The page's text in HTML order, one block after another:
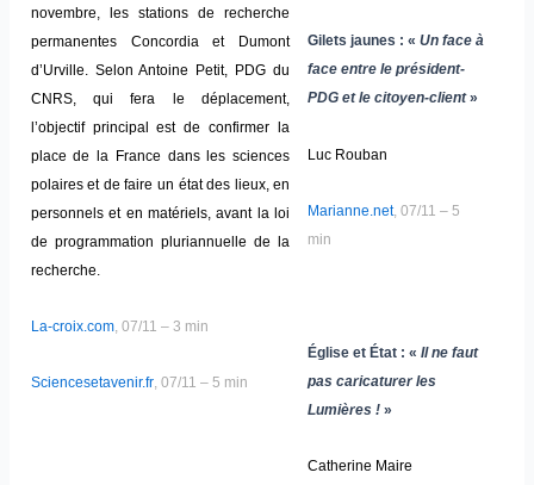
Gilets jaunes : « Un face à
face entre le président-
PDG et le citoyen-client»
Luc Rouban
Marianne.net, 07/11 – 5
min
Église et État : « Il ne faut
pas caricaturer les
Lumières ! »
Catherine Maire
novembre, les stations de recherche
permanentes Concordia et Dumont
d’Urville. Selon Antoine Petit, PDG du
CNRS, qui fera le déplacement,
l’objectif principal est de confirmer la
place de la France dans les sciences
polaires et de faire un état des lieux, en
personnels et en matériels, avant la loi
de programmation pluriannuelle de la
recherche.
La-croix.com, 07/11 – 3 min
Sciencesetavenir.fr, 07/11 – 5 min